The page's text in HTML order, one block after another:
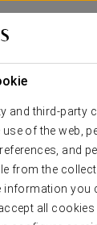
and third-party
of the web,
and
from the
information you
all
Мин